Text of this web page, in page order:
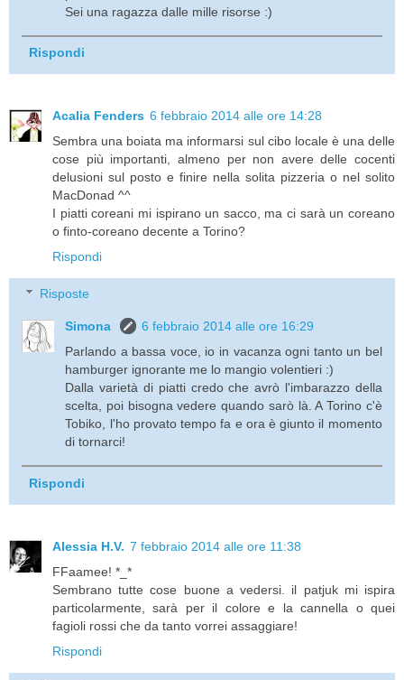
Sei una ragazza dalle mille risorse :)
Rispondi
Acalia Fenders 6 febbraio 2014 alle ore 14:28
Sembra una boiata ma informarsi sul cibo locale è una delle
cose più importanti, almeno per non avere delle cocenti
delusioni sul posto e finire nella solita pizzeria o nel solito
MacDonad ^^
I piatti coreani mi ispirano un sacco, ma ci sarà un coreano
o finto-coreano decente a Torino?
Rispondi
Risposte
Simona
6 febbraio 2014 alle ore 16:29
Parlando a bassa voce, io in vacanza ogni tanto un bel
hamburger ignorante me lo mangio volentieri :)
Dalla varietà di piatti credo che avrò l'imbarazzo della
scelta, poi bisogna vedere quando sarò là. A Torino c'è
Tobiko, l'ho provato tempo fa e ora è giunto il momento
di tornarci!
Rispondi
Alessia H.V. 7 febbraio 2014 alle ore 11:38
FFaamee! *_*
Sembrano tutte cose buone a vedersi. il patjuk mi ispira
particolarmente, sarà per il colore e la cannella o quei
fagioli rossi che da tanto vorrei assaggiare!
Rispondi